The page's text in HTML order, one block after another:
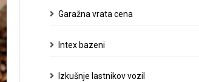
Garažna vrata cena
Intex bazeni
Izkušnje lastnikov vozil